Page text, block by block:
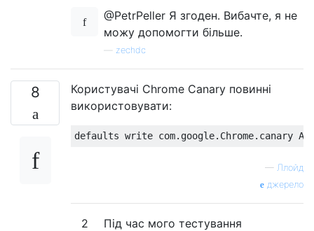
@PetrPeller Я згоден. Вибачте, я не
можу допомогти більше.
zechdc
8
Користувачі Chrome Canary повинні
використовувати:
— Ллойд
джерело
2
Під час мого тестування